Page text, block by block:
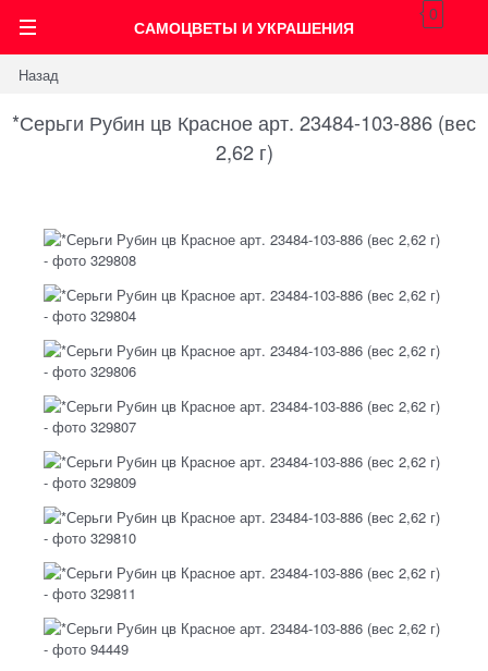
САМОЦВЕТЫ И УКРАШЕНИЯ
0
Назад
*Серьги Рубин цв Красное арт. 23484-103-886 (вес
2,62 г)